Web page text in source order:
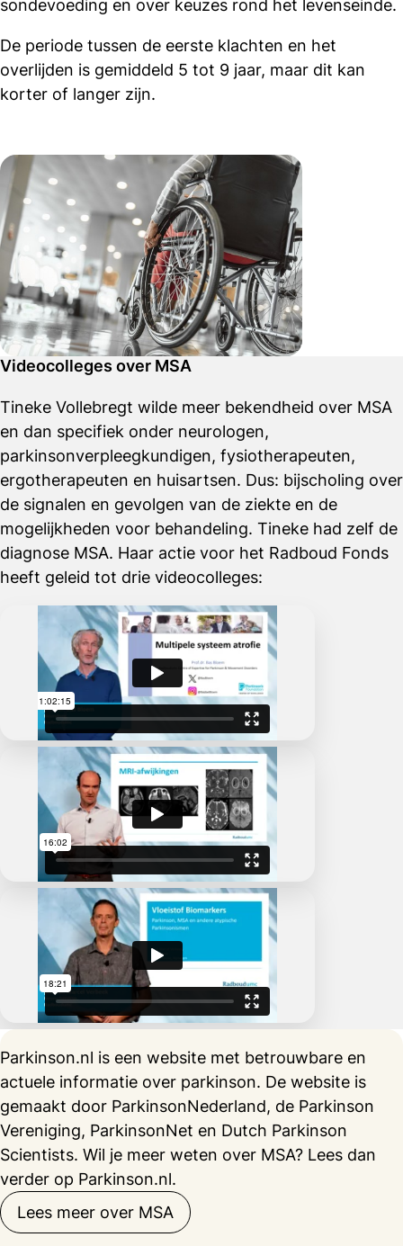
sondevoeding en over keuzes rond het levenseinde.
De periode tussen de eerste klachten en het
overlijden is gemiddeld 5 tot 9 jaar, maar dit kan
korter of langer zijn.
Videocolleges over MSA
Tineke Vollebregt wilde meer bekendheid over MSA
en dan specifiek onder neurologen,
parkinsonverpleegkundigen, fysiotherapeuten,
ergotherapeuten en huisartsen. Dus: bijscholing over
de signalen en gevolgen van de ziekte en de
mogelijkheden voor behandeling. Tineke had zelf de
diagnose MSA. Haar actie voor het Radboud Fonds
heeft geleid tot drie videocolleges:
Parkinson.nl is een website met betrouwbare en
actuele informatie over parkinson. De website is
gemaakt door ParkinsonNederland, de Parkinson
Vereniging, ParkinsonNet en Dutch Parkinson
Scientists. Wil je meer weten over MSA? Lees dan
verder op Parkinson.nl.
Lees meer over MSA